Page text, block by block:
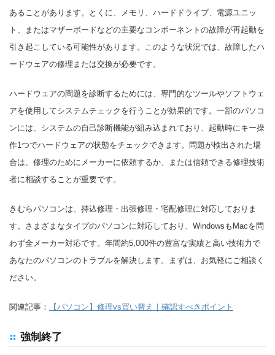
あることがあります。とくに、メモリ、ハードドライブ、電源ユニッ
ト、またはマザーボードなどの主要なコンポーネントの故障が再起動を
引き起こしている可能性があります。このような状況では、故障したハ
ードウェアの修理または交換が必要です。
ハードウェアの問題を診断するためには、専門的なツールやソフトウェ
アを使用してシステムチェックを行うことが効果的です。一部のパソコ
ンには、システムの自己診断機能が組み込まれており、起動時にキー操
作1つでハードウェアの状態をチェックできます。問題が検出された場
合は、修理のためにメーカーに依頼するか、または信頼できる修理技術
者に相談することが重要です。
きむらパソコンは、持込修理・出張修理・宅配修理に対応しておりま
す。さまざまなタイプのパソコンに対応しており、WindowsもMacを問
わず全メーカー対応です。年間約5,000件の豊富な実績と高い技術力で
あなたのパソコンのトラブルを解決します。まずは、お気軽にご相談く
ださい。
関連記事： 【パソコン】修理vs買い替え｜確認すべきポイント
強制終了